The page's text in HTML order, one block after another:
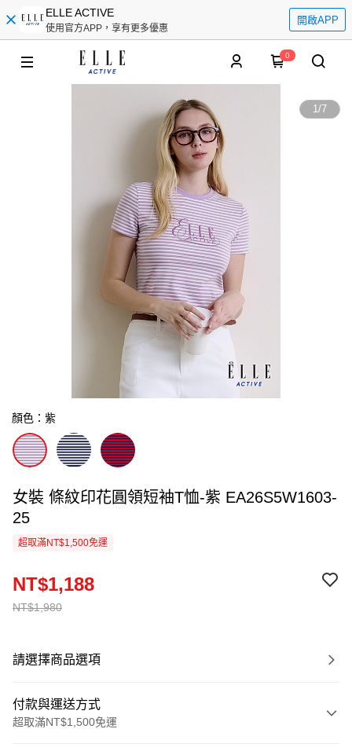
ELLE ACTIVE
使用官方APP，享有更多優惠
開啟APP
0
1/7
顏色：紫
女裝 條紋印花圓領短袖T恤-紫 EA26S5W1603-
25
超取滿NT$1,500免運
NT$1,980
NT$1,188
請選擇商品選項
付款與運送方式
超取滿NT$1,500免運